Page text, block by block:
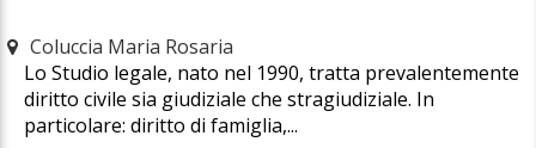
Coluccia Maria Rosaria
Lo Studio legale, nato nel 1990, tratta prevalentemente
diritto civile sia giudiziale che stragiudiziale. In
particolare: diritto di famiglia,...